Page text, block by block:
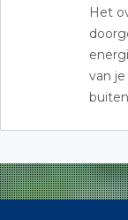
Het
van